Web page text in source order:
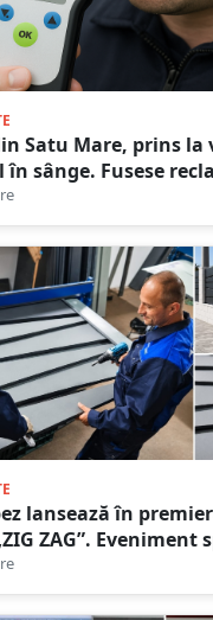
Satu Mare, prins la
sânge. Fusese
pe contrasens
lansează în
ZAG”. Eveniment
Romei